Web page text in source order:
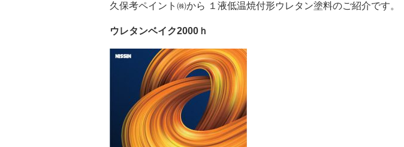
久保考ペイント㈱から １液低温焼付形ウレタン塗料のご紹介です。
ウレタンベイク2000ｈ